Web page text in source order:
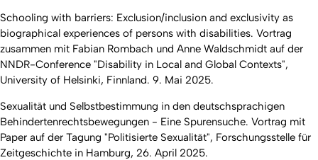
Schooling with barriers: Exclusion/inclusion and exclusivity as
biographical experiences of persons with disabilities. Vortrag
zusammen mit Fabian Rombach und Anne Waldschmidt auf der
NNDR-Conference "Disability in Local and Global Contexts",
University of Helsinki, Finnland. 9. Mai 2025.
Sexualität und Selbstbestimmung in den deutschsprachigen
Behindertenrechtsbewegungen - Eine Spurensuche. Vortrag mit
Paper auf der Tagung "Politisierte Sexualität", Forschungsstelle für
Zeitgeschichte in Hamburg, 26. April 2025.